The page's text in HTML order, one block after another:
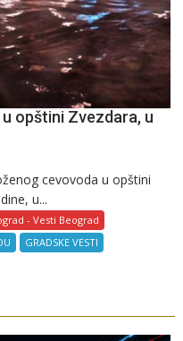
opštini Zvezdara, u
cevovoda u opštini
u...
- Vesti Beograd
GRADSKE VESTI